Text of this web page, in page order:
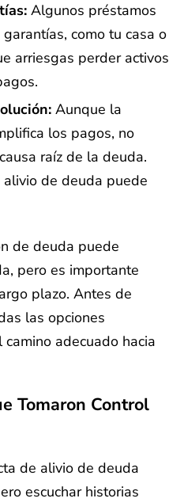
Algunos préstamos
como tu casa o
arriesgas perder activos
Aunque la
los pagos, no
raíz de la deuda.
de deuda puede
de deuda puede
pero es importante
plazo. Antes de
las opciones
adecuado hacia
Tomaron Control
de alivio de deuda
escuchar historias